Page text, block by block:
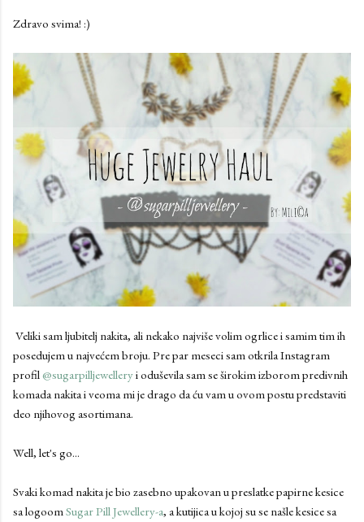
Zdravo svima! :)
Veliki sam ljubitelj nakita, ali nekako najviše volim ogrlice i samim tim ih
posedujem u najvećem broju. Pre par meseci sam otkrila Instagram
profil @sugarpilljewelleryi oduševila sam se širokim izborom predivnih
komada nakita i veoma mi je drago da ću vam u ovom postu predstaviti
deo njihovog asortimana.
Well, let's go...
Svaki komad nakita je bio zasebno upakovan u preslatke papirne kesice
sa logoom Sugar Pill Jewellery-a, a kutijica u kojoj su se našle kesice sa